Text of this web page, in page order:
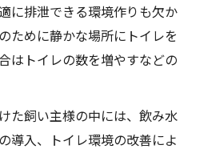
に排泄できる環境作りも欠か
ために静かな場所にトイレを
はトイレの数を増やすなどの
た飼い主様の中には、飲み水
導入、トイレ環境の改善によ